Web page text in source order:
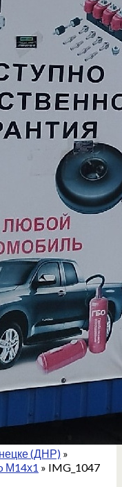
(ДНР)»
М14х1 » IMG_1047